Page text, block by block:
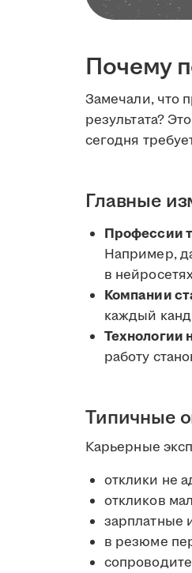
Почему
Замечали, что
результата?
сегодня
Главные
Профессии
Например,
в
Компании
каждый
Технологии
работу
Типичные
Карьерные
отклики не
откликов
зарплатные
в резюме